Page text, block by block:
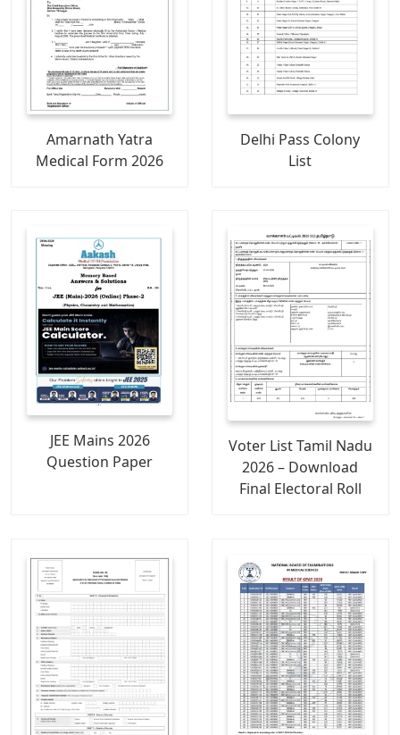
Amarnath Yatra
Medical Form 2026
Delhi Pass Colony
List
JEE Mains 2026
Question Paper
Voter List Tamil Nadu
2026 – Download
Final Electoral Roll